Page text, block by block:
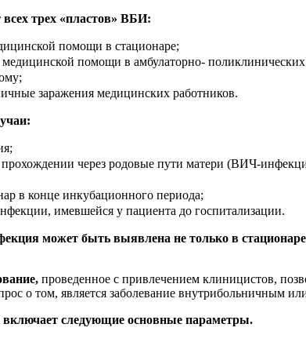
всех трех «пластов» ВБИ:
помощи в стационаре;
помощи в амбулаторно- поликлинических
заражения медицинских работников.
через родовые пути матери (ВИЧ-
в конце инкубационного периода;
имевшейся у пациента до госпитализации.
может быть выявлена не только в стационаре
проведенное с привлечением клиницистов,
о том, является заболевание внутрибольничным
следующие основные параметры.